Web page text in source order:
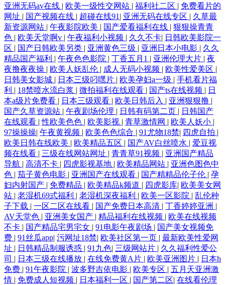
亚洲无码av在线 | 欧美一级性交网站 | 福利社二区 | 免费看片的
网址 | 国产视频在线 | 超碰在线91 | 亚洲无码在线专区 | 久草最
新资源网站 | 午夜影院欧美 | 国产爱看福利在线 | 狠狠操青青
色 | 欧美天堂啊v | 午夜福利小视频 | 久久不卡| 日韩欧美影院一
区 | 国产日韩欧美另类 | 亚洲黄色三级 | 亚洲日本小电影 | 久久
精品国产福利 | 午夜色色影院 | 丁香五月1 | 亚洲伦理大片 | 夜
夜撸夜夜操 | 欧美人妖乱伦 | 成人无码小视频 | 欧美性爱美区 |
日韩美女影城 | 日本三级叼嘿片 | 欧美孕妇a一级 | 手机看片福
利 | 18禁喷水流白浆 | 微拍福利在线观看 | 国产ts在线视频 | 日
本a级片免费看 | 日本三级观看 | 欧美日韩后入 | 亚洲狠狠撸 |
国产久草资源站 | 午夜剧场伦理 | 日韩有码第二页 | 日韩国产
在线观看 |性欧美色色 | 欧美影视 | 青草激情网 | 欧美人妖小 |
97操操操| 午夜黄视频 | 欧美色色综合 | 91尤物18禁| 四虎自拍 |
欧美日韩在线欧美 | 欧美精品五区 | 国产AV白丝喷水 | 爱豆视
频在线看 | 三级在线网站网址 | 青青草91视频 | 亚洲国产精品
导航 | 高清不卡 | 四虎影视基地 | 欧美精品网站 | 亚洲色图色中
色 | 茄子黄色电影 | 亚洲国产在线观看 | 国产精精品伦子伦 | 孕
妇内射国产 | 免费精品 | 欧美精品k频道 | 四虎影库| 欧美美女网
站 | 老湿机69式福利 | 老湿机深夜福利 | 欧美一区影院 | 乱伦种
子下载 | 一区二区在线看 | 国产免费日本高清 | 丁香婷婷亚洲 |
AV天堂色 | 亚洲美女国产 | 精品福利在线视频 | 欧美在线视频
不卡 | 国产精品宅男宅女 | 91电影午夜剧场 | 国产美女视频免
费 | 91丝瓜app| 污网址18禁| 欧美社区第一页 | 最新欧美性爱网
址 | 日韩精品制服诱惑 | 91九色| 三级网站片 | 久久福利性爱公
司 | 日本三级在线播放 | 在线免费黄A片 | 欧美亚洲图片 | 日本h
免费 | 91午夜影院 | 波多野吉依电影 | 欧美专区 | 五月天亚洲激
情 | 免费成人短视频 | 日本福利一区 | 国产第二区| 在线看伦理